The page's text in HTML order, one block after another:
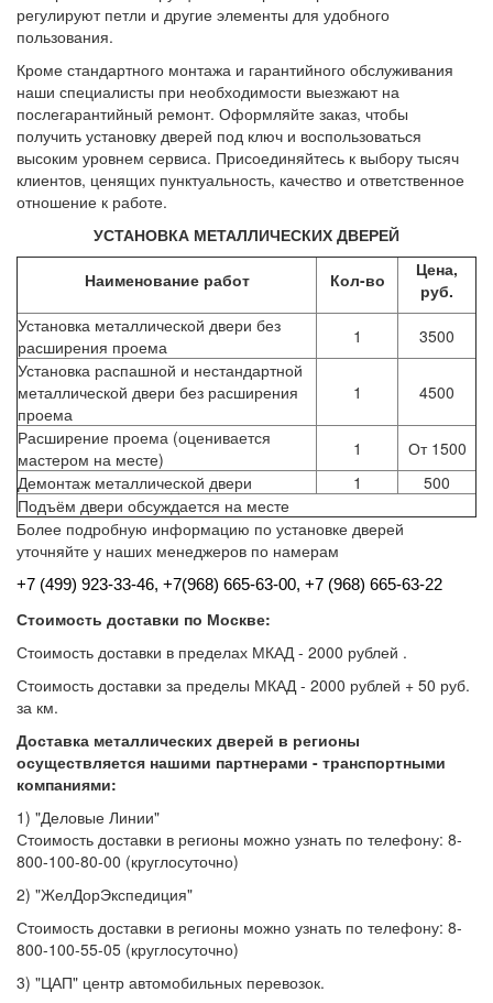
регулируют петли и другие элементы для удобного
пользования.
Кроме стандартного монтажа и гарантийного обслуживания
наши специалисты при необходимости выезжают на
послегарантийный ремонт. Оформляйте заказ, чтобы
получить установку дверей под ключ и воспользоваться
высоким уровнем сервиса. Присоединяйтесь к выбору тысяч
клиентов, ценящих пунктуальность, качество и ответственное
отношение к работе.
УСТАНОВКА МЕТАЛЛИЧЕСКИХ ДВЕРЕЙ
Наименование работ Кол-во
Цена,
руб.
Установка металлической двери без
расширения проема
1
3500
Установка распашной и нестандартной
металлической двери без расширения
проема
1 4500
Расширение проема (оценивается
мастером на месте)
1
От 1500
Демонтаж металлической двери
1
500
Подъём двери обсуждается на месте
Более подробную информацию по установке дверей
уточняйте у наших менеджеров по намерам
+7 (499) 923-33-46, +7(968) 665-63-00, +7 (968) 665-63-22
Стоимость доставки по Москве:
Стоимость доставки в пределах МКАД - 2000 рублей .
Стоимость доставки за пределы МКАД - 2000 рублей + 50 руб.
за км.
Доставка металлических дверей в регионы
осуществляется нашими партнерами - транспортными
компаниями:
1) "Деловые Линии"
Стоимость доставки в регионы можно узнать по телефону: 8-
800-100-80-00 (круглосуточно)
2) "ЖелДорЭкспедиция"
Стоимость доставки в регионы можно узнать по телефону: 8-
800-100-55-05 (круглосуточно)
3) "ЦАП" центр автомобильных перевозок.